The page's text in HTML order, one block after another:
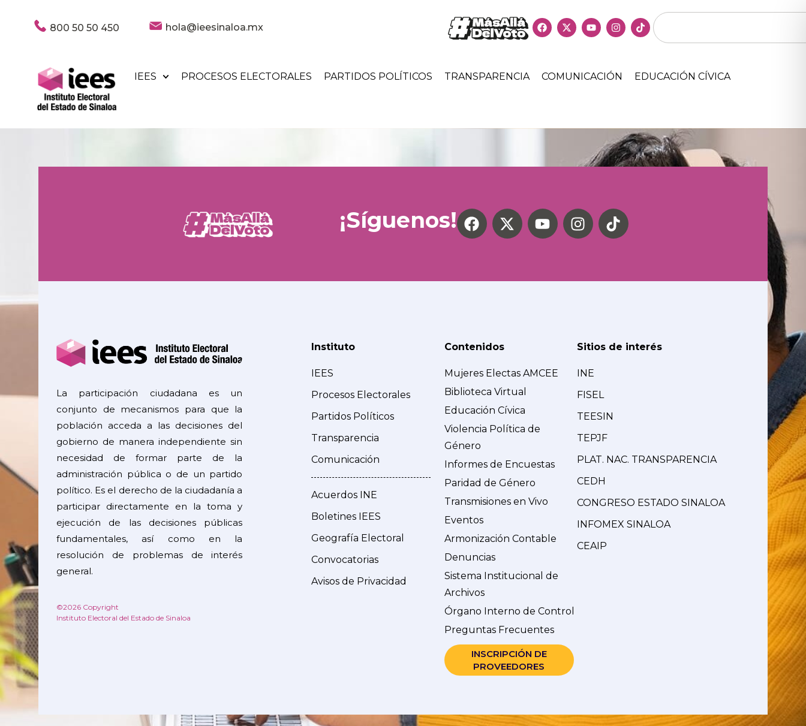
800 50 50 450 hola@ieesinaloa.mx
IEES PROCESOS ELECTORALES PARTIDOS POLÍTICOS TRANSPARENCIA COMUNICACIÓN EDUCACIÓN CÍVICA
¡Síguenos!
La participación ciudadana es un
conjunto de mecanismos para que la
población acceda a las decisiones del
gobierno de manera independiente sin
necesidad de formar parte de la
administración pública o de un partido
político. Es el derecho de la ciudadanía a
participar directamente en la toma y
ejecución de las decisiones públicas
fundamentales, así como en la
resolución de problemas de interés
general.
©2026 Copyright
Instituto Electoral del Estado de Sinaloa
Instituto
IEES
Procesos Electorales
Partidos Políticos
Transparencia
Comunicación
Acuerdos INE
Boletines IEES
Geografía Electoral
Convocatorias
Avisos de Privacidad
Contenidos
Mujeres Electas AMCEE
Biblioteca Virtual
Educación Cívica
Violencia Política de
Género
Informes de Encuestas
Paridad de Género
Transmisiones en Vivo
Eventos
Armonización Contable
Denuncias
Sistema Institucional de
Archivos
Órgano Interno de Control
Preguntas Frecuentes
INSCRIPCIÓN DE
PROVEEDORES
Sitios de interés
INE
FISEL
TEESIN
TEPJF
PLAT. NAC. TRANSPARENCIA
CEDH
CONGRESO ESTADO SINALOA
INFOMEX SINALOA
CEAIP